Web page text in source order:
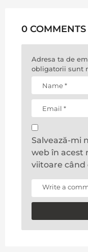
0 COMMENTS
Adresa ta de
obligatorii sunt
Salvează-mi
web în acest
viitoare când